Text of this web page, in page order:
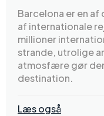
Barcelona er en af
af internationale
millioner
strande, utrolige
atmosfære gør
destination.
Læs også